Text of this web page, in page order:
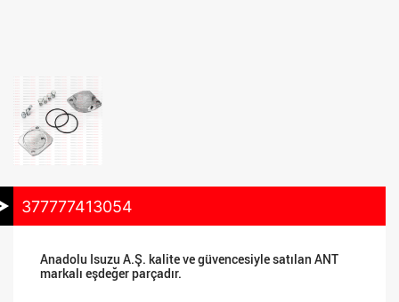
377777413054
Anadolu Isuzu A.Ş. kalite ve güvencesiyle satılan ANT
markalı eşdeğer parçadır.